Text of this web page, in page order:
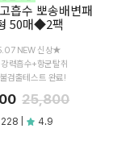
흡수 뽀송배변패
50매◆2팩
NEW 신상★
력흡수+항균탈취
검출테스트 완료!
25,800
| 4.9